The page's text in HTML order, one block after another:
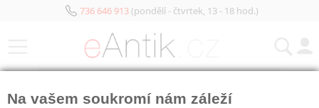
736 646 913(pondělí - čtvrtek, 13 - 18 hod.)
Na vašem soukromí nám záleží